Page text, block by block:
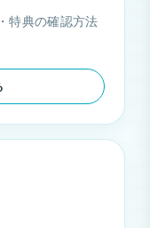
特典の確認方法